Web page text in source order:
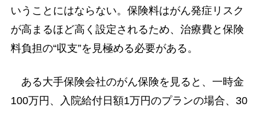
いうことにはならない。保険料はがん発症リスク
が高まるほど高く設定されるため、治療費と保険
料負担の“収支”を見極める必要がある。
ある大手保険会社のがん保険を見ると、一時金
100万円、入院給付日額1万円のプランの場合、30